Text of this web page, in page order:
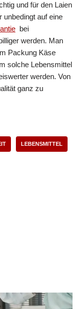
und für den Laien
unbedingt auf eine
bei
werden. Man
Packung Käse
solche Lebensmittel
werden. Von
ganz zu
LEBENSMITTEL